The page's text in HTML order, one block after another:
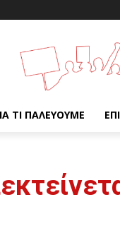
ΤΙ ΠΑΛΕΎΟΥΜΕ